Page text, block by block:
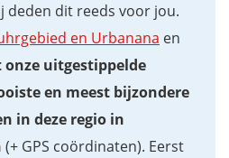
deden dit reeds voor jou.
en Urbanana en
uitgestippelde
en meest bijzondere
in deze regio in
(+ GPS coördinaten). Eerst